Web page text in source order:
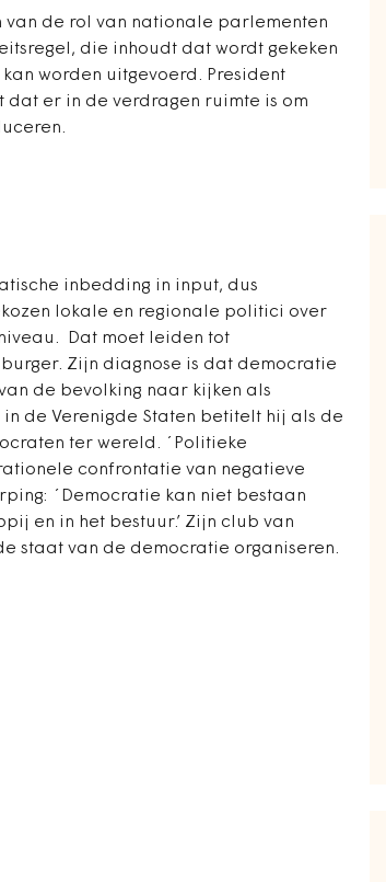
de rol van nationale parlementen
die inhoudt dat wordt gekeken
worden uitgevoerd. President
dat er in de verdragen ruimte is om
inbedding in input, dus
lokale en regionale politici over
Dat moet leiden tot
Zijn diagnose is dat democratie
de bevolking naar kijken als
de Verenigde Staten betitelt hij als de
ter wereld. ´Politieke
confrontatie van negatieve
´Democratie kan niet bestaan
en in het bestuur.’ Zijn club van
staat van de democratie organiseren.